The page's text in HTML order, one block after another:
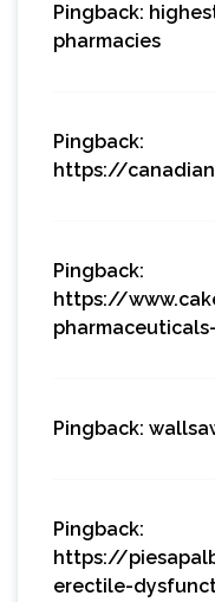
Pingback:
pharmacies
Pingback:
https://
Pingback:
https://
Pingback:
Pingback:
https://
erectile-